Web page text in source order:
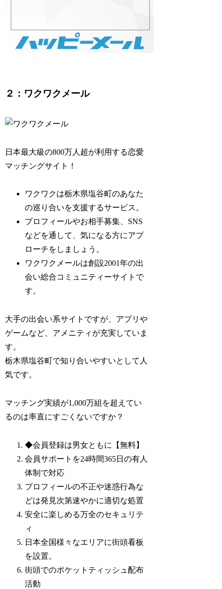
２：ワクワクメール
日本最大級の800万人超が利用する恋愛
マッチングサイト！
ワクワクは栃木県塩谷町のあなた
の巡り合いを支援するサービス。
プロフィールやお相手募集、SNS
などを通して、気になる方にアプ
ローチをしましょう。
ワクワクメールは創設2001年の出
会い総合コミュニティーサイトで
す。
大手の出会い系サイトですが、アプリや
ゲームなど、アメニティが充実していま
す。
栃木県塩谷町で知り合いやすいとして人
気です。
マッチング実績が1,000万組を超えてい
るのは率直にすごくないですか？
◆会員登録は男女ともに【無料】
会員サポートを24時間365日の有人
体制で対応
プロフィールの不正や迷惑行為な
どは発見次第速やかに適切な処置
安全に楽しめる万全のセキュリテ
ィ
日本全国様々なエリアに街頭看板
を設置。
街頭でのポケットティッシュ配布
活動